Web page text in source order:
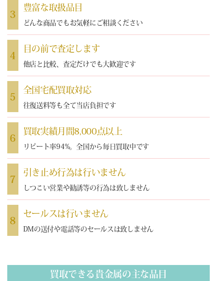
3
豊富な取扱品目
どんな商品でもお気軽にご相談ください
4
目の前で査定します
他店と比較、査定だけでも大歓迎です
5
全国宅配買取対応
往復送料等も全て当店負担です
6
買取実績月間8,000点以上
リピート率94%。全国から毎日買取中です
7
引き止め行為は行いません
しつこい営業や勧誘等の行為は致しません
8
セールスは行いません
DMの送付や電話等のセールスは致しません
買取できる貴金属の主な品目